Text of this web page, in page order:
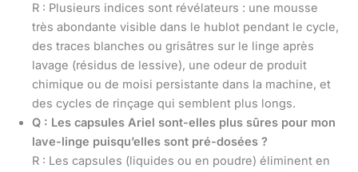
R : Plusieurs indices sont révélateurs : une mousse
très abondante visible dans le hublot pendant le cycle,
des traces blanches ou grisâtres sur le linge après
lavage (résidus de lessive), une odeur de produit
chimique ou de moisi persistante dans la machine, et
des cycles de rinçage qui semblent plus longs.
Q : Les capsules Ariel sont-elles plus sûres pour mon
lave-linge puisqu’elles sont pré-dosées ?
R : Les capsules (liquides ou en poudre) éliminent en